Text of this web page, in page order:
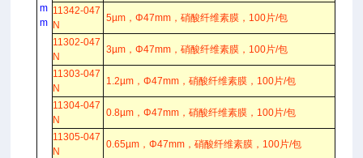
m
m
11342-047
N
5µm，Φ47mm，硝酸纤维素膜，100片/包
11302-047
N
3µm，Φ47mm，硝酸纤维素膜，100片/包
11303-047
N
1.2µm，Φ47mm，硝酸纤维素膜，100片/包
11304-047
N
0.8µm，Φ47mm，硝酸纤维素膜，100片/包
11305-047
N
0.65µm，Φ47mm，硝酸纤维素膜，100片/包